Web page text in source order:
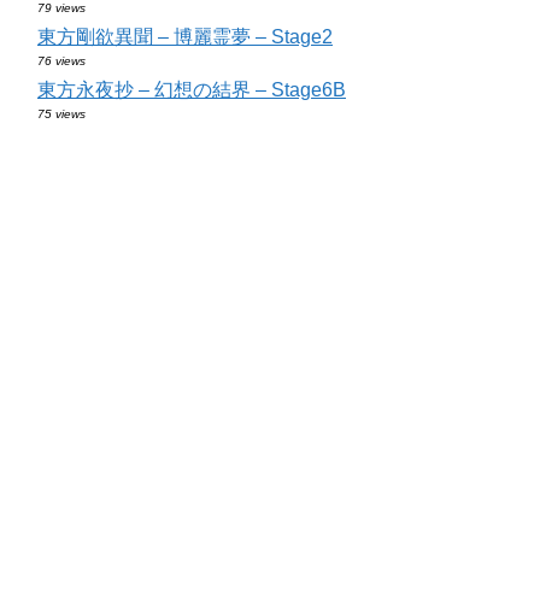
79 views
東方剛欲異聞 – 博麗霊夢 – Stage2
76 views
東方永夜抄 – 幻想の結界 – Stage6B
75 views